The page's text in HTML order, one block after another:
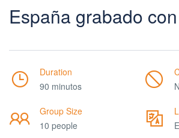
España grabado
Duration
90 minutos
Group Size
10 people